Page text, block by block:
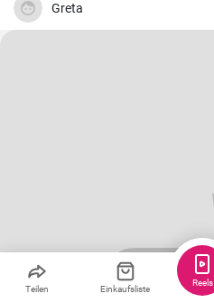
Greta
Teilen Einkaufsliste
Reels